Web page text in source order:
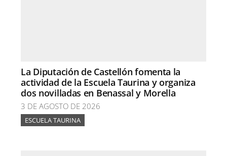
La Diputación de Castellón fomenta la
actividad de la Escuela Taurina y organiza
dos novilladas en Benassal y Morella
3 DE AGOSTO DE 2026
ESCUELA TAURINA